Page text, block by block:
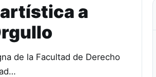
a
de la Facultad de Derecho